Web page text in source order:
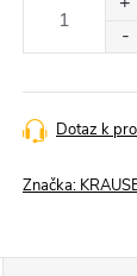
Dotaz k
Značka: